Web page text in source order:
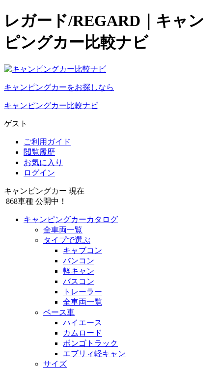
レガード/REGARD｜キャン
ピングカー比較ナビ
キャンピングカーをお探しなら
キャンピングカー比較ナビ
ゲスト
ご利用ガイド
閲覧履歴
お気に入り
ログイン
キャンピングカー 現在
868車種 公開中！
キャンピングカーカタログ
全車両一覧
タイプで選ぶ
キャブコン
バンコン
軽キャン
バスコン
トレーラー
全車両一覧
ベース車
ハイエース
カムロード
ボンゴトラック
エブリィ軽キャン
サイズ